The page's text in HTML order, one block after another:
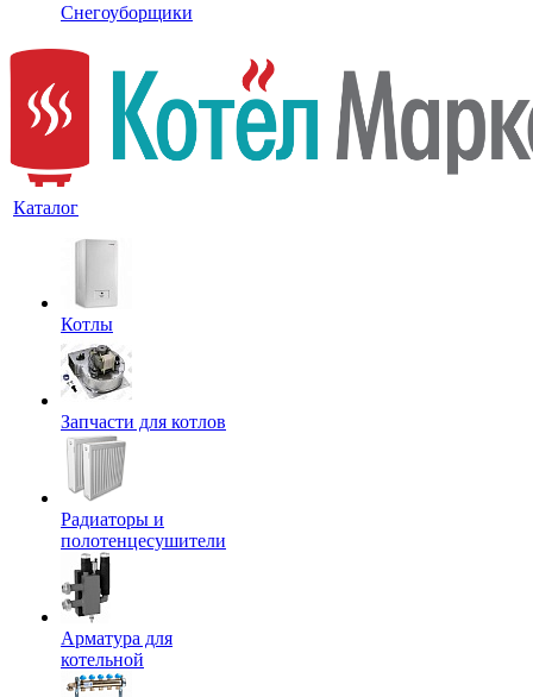
Снегоуборщики
Каталог
Котлы
Запчасти для котлов
Радиаторы и
полотенцесушители
Арматура для
котельной